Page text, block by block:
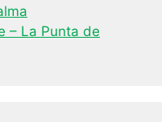
– La Punta de